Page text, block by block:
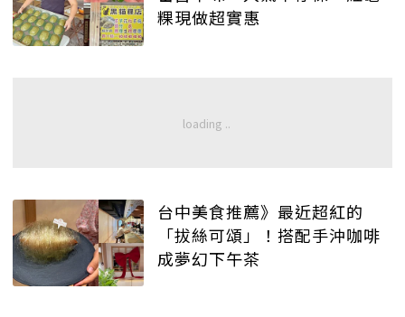
粿現做超實惠
台中美食推薦》最近超紅的
「拔絲可頌」！搭配手沖咖啡
成夢幻下午茶